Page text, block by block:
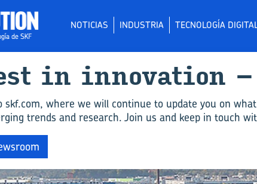
NOTICIAS INDUSTRIA TECNOLOGÍA
in in­no­va­tion –
skf.com, where we will continue to update you on
trends and research. Join us and keep in touch